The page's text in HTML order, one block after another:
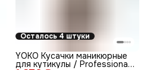
Осталось 4 штуки
YOKO Кусачки маникюрные
для кутикулы / Professional